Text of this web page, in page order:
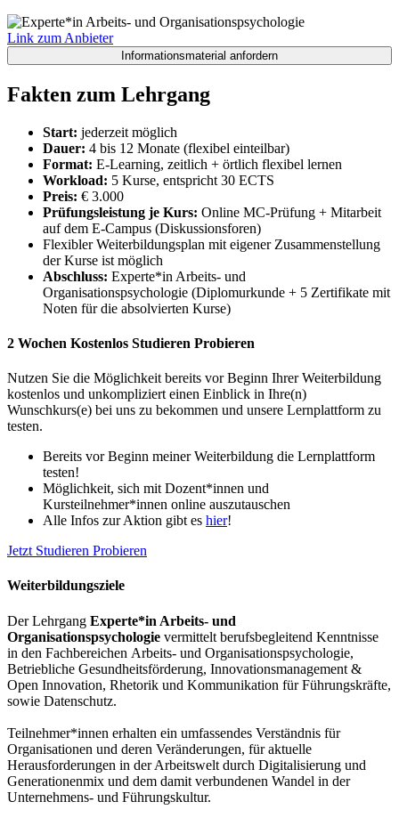
Link zum Anbieter
Fakten zum Lehrgang
Start: jederzeit möglich
Dauer: 4 bis 12 Monate (flexibel einteilbar)
Format: E-Learning, zeitlich + örtlich flexibel lernen
Workload: 5 Kurse, entspricht 30 ECTS
Preis: € 3.000
Prüfungsleistung je Kurs: Online MC-Prüfung + Mitarbeit
auf dem E-Campus (Diskussionsforen)
Flexibler Weiterbildungsplan mit eigener Zusammenstellung
der Kurse ist möglich
Abschluss: Experte*in Arbeits- und
Organisationspsychologie (Diplomurkunde + 5 Zertifikate mit
Noten für die absolvierten Kurse)
2 Wochen Kostenlos Studieren Probieren
Nutzen Sie die Möglichkeit bereits vor Beginn Ihrer Weiterbildung
kostenlos und unkompliziert einen Einblick in Ihre(n)
Wunschkurs(e) bei uns zu bekommen und unsere Lernplattform zu
testen.
Bereits vor Beginn meiner Weiterbildung die Lernplattform
testen!
Möglichkeit, sich mit Dozent*innen und
Kursteilnehmer*innen online auszutauschen
Alle Infos zur Aktion gibt es hier!
Jetzt Studieren Probieren
Weiterbildungsziele
Der Lehrgang Experte*in Arbeits- und
Organisationspsychologie vermittelt berufsbegleitend Kenntnisse
in den Fachbereichen Arbeits- und Organisationspsychologie,
Betriebliche Gesundheitsförderung, Innovationsmanagement &
Open Innovation, Rhetorik und Kommunikation für Führungskräfte,
sowie Datenschutz.
Teilnehmer*innen erhalten ein umfassendes Verständnis für
Organisationen und deren Veränderungen, für aktuelle
Herausforderungen in der Arbeitswelt durch Digitalisierung und
Generationenmix und dem damit verbundenen Wandel in der
Unternehmens- und Führungskultur.